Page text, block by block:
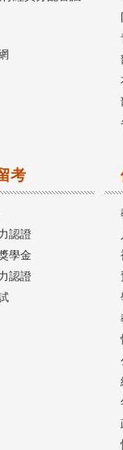
考
認證
學金
認證